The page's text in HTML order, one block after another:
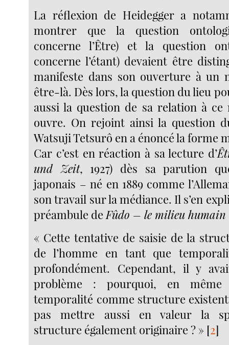
La réflexion de Heidegger a
montrer que la question
concerne l’Être) et la question
concerne l’étant) devaient être
manifeste dans son ouverture à un
être-là. Dès lors, la question du lieu
aussi la question de sa relation à ce
ouvre. On rejoint ainsi la question
Watsuji Tetsurô en a énoncé la forme
Car c’est en réaction à sa lecture d’
und Zeit, 1927) dès sa parution
japonais – né en 1889 comme
son travail sur la médiance. Il s’en
préambule de Fûdo – le milieu humain
« Cette tentative de saisie de la
de l’homme en tant que
profondément. Cependant, il y
problème : pourquoi, en
temporalité comme structure
pas mettre aussi en valeur la
structure également originaire ? » [2]